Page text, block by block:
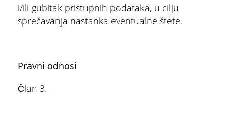
i/ili gubitak pristupnih podataka, u cilju
sprečavanja nastanka eventualne štete.
Pravni odnosi
Član 3.